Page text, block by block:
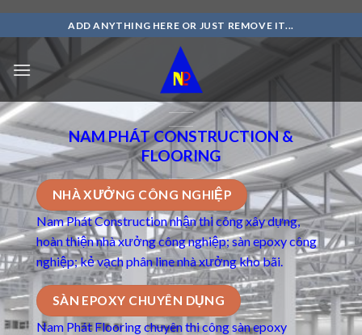
Skip
ADD ANYTHING HERE OR JUST REMOVE IT...
NAM PHÁT CONSTRUCTION &
FLOORING
NHÀ XƯỞNG CÔNG NGHIỆP
Nam Phát Construction nhận thi công xây dựng,
hoàn thiện nhà xưởng công nghiệp; sàn epoxy công
nghiệp; kẻ vạch phân line nhà xưởng kho bãi.
SÀN EPOXY CHUYÊN DỤNG
Nam Phát Flooring chuyên thi côngsàn epoxy